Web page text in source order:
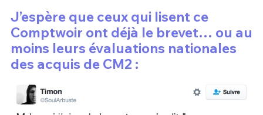
J’espère que ceux qui lisent ce
Comptwoir ont déjà le brevet… ou au
moins leurs évaluations nationales
des acquis de CM2 :